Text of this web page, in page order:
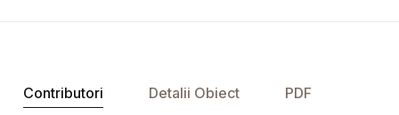
Contributori Detalii Obiect PDF